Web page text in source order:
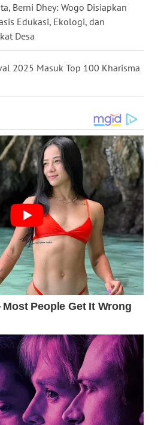
Berni Dhey: Wogo Disiapkan
Edukasi, Ekologi, dan
Desa
2025 Masuk Top 100 Kharisma